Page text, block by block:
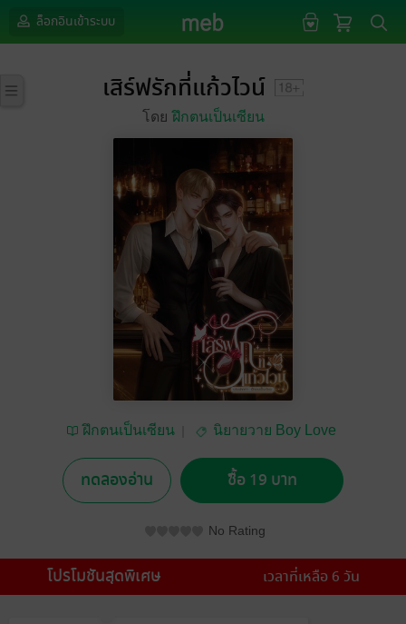
ล็อกอินเข้าระบบ
เสิร์ฟรักที่แก้วไวน์
โดย ฝึกตนเป็นเซียน
ฝึกตนเป็นเซียน
นิยายวาย Boy Love
ทดลองอ่าน ซื้อ 19 บาท
No Rating
โปรโมชันสุดพิเศษ เวลาที่เหลือ 6 วัน